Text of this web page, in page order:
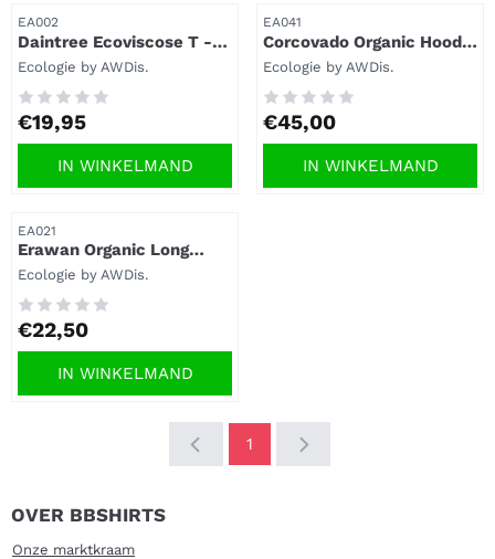
Artikelnummer
EA002
Daintree Ecoviscose T -
EA002.
Merk:
Ecologie by AWDis.
Prijs: 19,95
€19,95
IN WINKELMAND
Artikelnummer
EA041
Corcovado Organic Hoodie
EA041 – Duurzaam,
stijlvol en hoogwaardig
comfort
Merk:
Ecologie by AWDis.
Prijs: 45,00
€45,00
IN WINKELMAND
Artikelnummer
EA021
Erawan Organic Long
Sleeve T - EA021.
Merk:
Ecologie by AWDis.
Prijs: 22,50
€22,50
IN WINKELMAND
1
OVER BBSHIRTS
Onze marktkraam